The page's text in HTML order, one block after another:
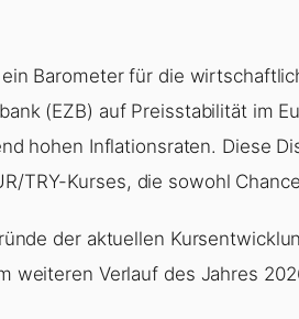
Barometer für die
(EZB) auf Preisstabilität im
hohen Inflationsraten. Diese
TRY-Kurses, die sowohl
der aktuellen
weiteren Verlauf des Jahres